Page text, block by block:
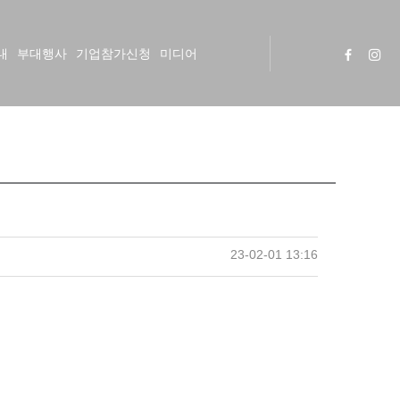
부대행사 기업참가신청 미디어
23-02-01 13:16